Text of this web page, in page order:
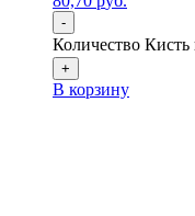
-
Количество Кисть
+
В корзину